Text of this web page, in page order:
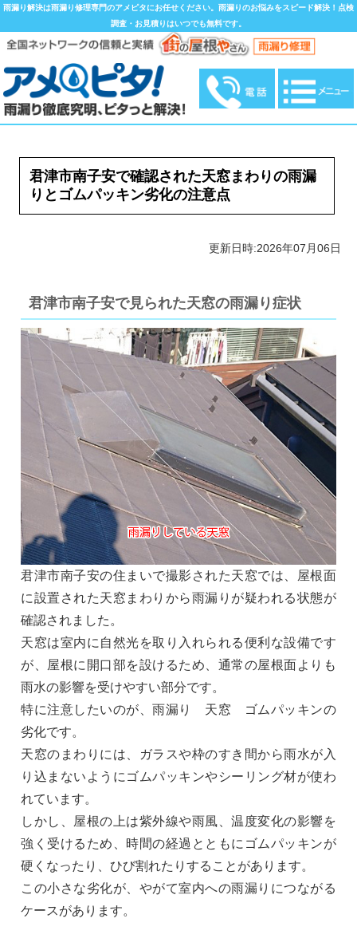
雨漏り解決は雨漏り修理専門のアメピタにお任せください。雨漏りのお悩みをスピード解決！点検
調査・お見積りはいつでも無料です。
君津市南子安で確認された天窓まわりの雨漏
りとゴムパッキン劣化の注意点
更新日時:2026年07月06日
君津市南子安で見られた天窓の雨漏り症状
君津市南子安の住まいで撮影された天窓では、屋根面
に設置された天窓まわりから雨漏りが疑われる状態が
確認されました。
天窓は室内に自然光を取り入れられる便利な設備です
が、屋根に開口部を設けるため、通常の屋根面よりも
雨水の影響を受けやすい部分です。
特に注意したいのが、雨漏り 天窓 ゴムパッキンの
劣化です。
天窓のまわりには、ガラスや枠のすき間から雨水が入
り込まないようにゴムパッキンやシーリング材が使わ
れています。
しかし、屋根の上は紫外線や雨風、温度変化の影響を
強く受けるため、時間の経過とともにゴムパッキンが
硬くなったり、ひび割れたりすることがあります。
この小さな劣化が、やがて室内への雨漏りにつながる
ケースがあります。